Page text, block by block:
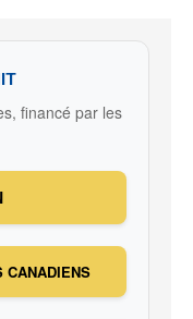
financé par les
CANADIENS